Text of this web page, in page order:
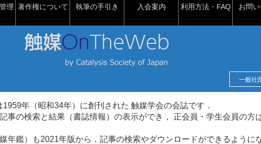
理 著作権について 執筆の手引き 入会案内 利用方法・FAQ お問
一般社
年（昭和34年）に創刊された 触媒学会の会誌です．
事の検索と結果（書誌情報）の表示ができ， 正会員・学生会員の方
年鑑）も2021年版から，記事の検索やダウンロードができるように